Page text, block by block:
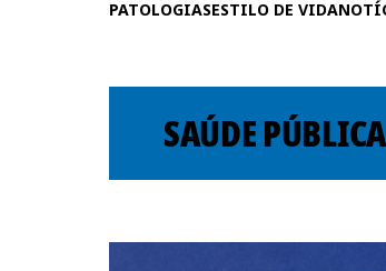
PATOLOGIASESTILO DE VIDA
SAÚDE PÚBLICA